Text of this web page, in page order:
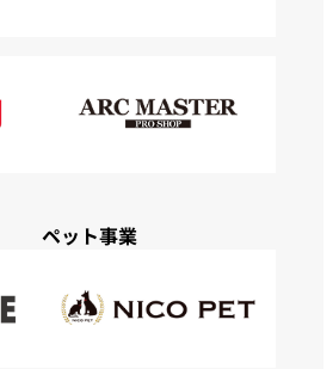
ペット事業